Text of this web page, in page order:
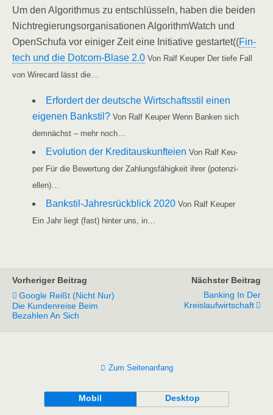
Um den Algo­rith­mus zu ent­schlüs­seln, haben die bei­den
Nicht­re­gie­rungs­or­ga­ni­sa­tio­nen Algo­rith­m­Watch und
Open­Schufa vor eini­ger Zeit eine Initia­ti­ve gestar­tet((Fin­
tech und die Dot­­com-Bla­­se 2.0 Von Ralf Keu­per Der tie­fe Fall
von Wire­card lässt die…
Erfor­dert der deut­sche Wirt­schafts­stil einen
eige­nen Bank­stil? Von Ralf Keu­per Wenn Ban­ken sich
dem­nächst – mehr noch…
Evo­lu­ti­on der Kre­dit­aus­kunftei­en Von Ralf Keu­
per Für die Bewer­tung der Zah­lungs­fä­hig­keit ihrer (poten­zi­
el­len)…
Ban­k­­stil-Jah­­res­rück­­blick 2020 Von Ralf Keu­per
Ein Jahr liegt (fast) hin­ter uns, in…
Vorheriger Beitrag
Google Reißt (nicht Nur)
Die Kundenreise Beim
Bezahlen An Sich
Nächster Beitrag
Banking In Der
Kreislaufwirtschaft
Zum Seitenanfang
Mobil Desktop